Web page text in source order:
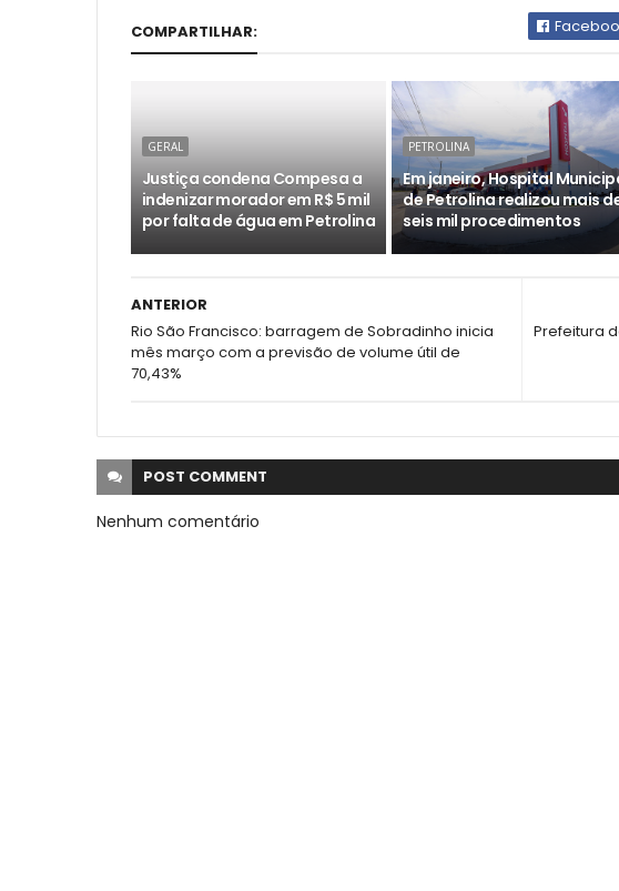
COMPARTILHAR:
GERAL
Justiça condena Compesa a
indenizar morador em R$ 5 mil
por falta de água em Petrolina
PETROLINA
Em janeiro, Hospital
de Petrolina realizou mais
seis mil procedimentos
Prefeitura
ANTERIOR
Rio São Francisco: barragem de Sobradinho inicia
mês março com a previsão de volume útil de
70,43%
POST COMMENT
Nenhum comentário